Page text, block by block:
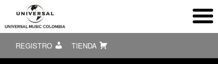
REGISTRO TIENDA